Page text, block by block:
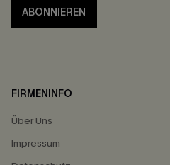
ABONNIEREN
FIRMENINFO
Über Uns
Impressum